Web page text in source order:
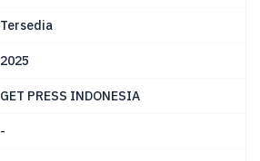
Tersedia
2025
GET PRESS INDONESIA
-